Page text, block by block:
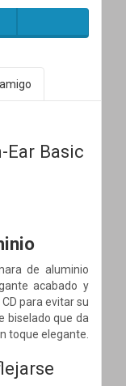
Basic
de aluminio
acabado y
para evitar su
biselado que da
toque elegante.